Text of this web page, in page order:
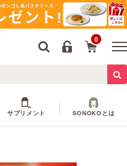
0
サプリメント SONOKOとは